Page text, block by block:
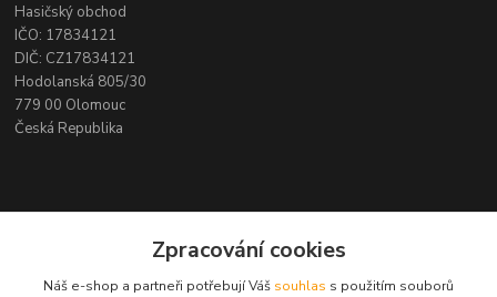
Hasičský obchod
IČO: 17834121
DIČ: CZ17834121
Hodolanská 805/30
779 00 Olomouc
Česká Republika
Zákaznická podpora ZAHAS TECHNICS s.r.o.
Zpracování cookies
Náš e-shop a partneři potřebují Váš souhlas s použitím souborů